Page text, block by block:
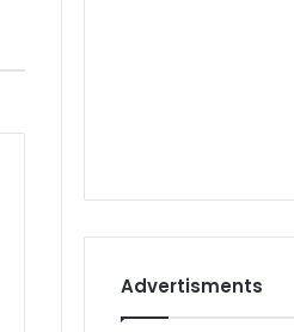
Advertisments